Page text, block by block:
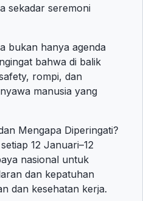
sekadar seremoni
bukan hanya agenda
bahwa di balik
rompi, dan
manusia yang
Mengapa Diperingati?
12 Januari–12
nasional untuk
dan kepatuhan
dan kesehatan kerja.